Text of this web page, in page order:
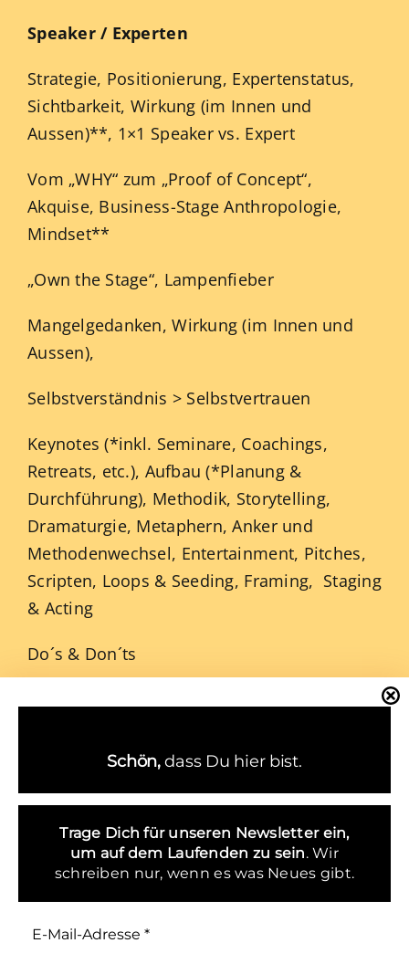
Speaker / Experten
Strategie, Positionierung, Expertenstatus,
Sichtbarkeit, Wirkung (im Innen und
Aussen)**, 1×1 Speaker vs. Expert
Vom „WHY“ zum „Proof of Concept“,
Akquise, Business-Stage Anthropologie,
Mindset**
„Own the Stage“, Lampenfieber
Mangelgedanken, Wirkung (im Innen und
Aussen),
Selbstverständnis > Selbstvertrauen
Keynotes (*inkl. Seminare, Coachings,
Retreats, etc.), Aufbau (*Planung &
Durchführung), Methodik, Storytelling,
Dramaturgie, Metaphern, Anker und
Methodenwechsel, Entertainment, Pitches,
Scripten, Loops & Seeding, Framing, Staging
& Acting
Do´s & Don´ts
Expertinnen, die erfolgreiche Newcomer
Schön,dass Du hier bist.
Trage Dich für unseren Newsletter ein,
um auf dem Laufenden zu sein. Wir
schreiben nur, wenn es was Neues gibt.